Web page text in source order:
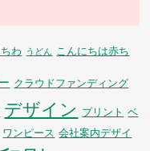
わ うどん こんにちは赤ち
クラウドファンディング
デザイン プリント ベ
ワンピース 会社案内デザイ